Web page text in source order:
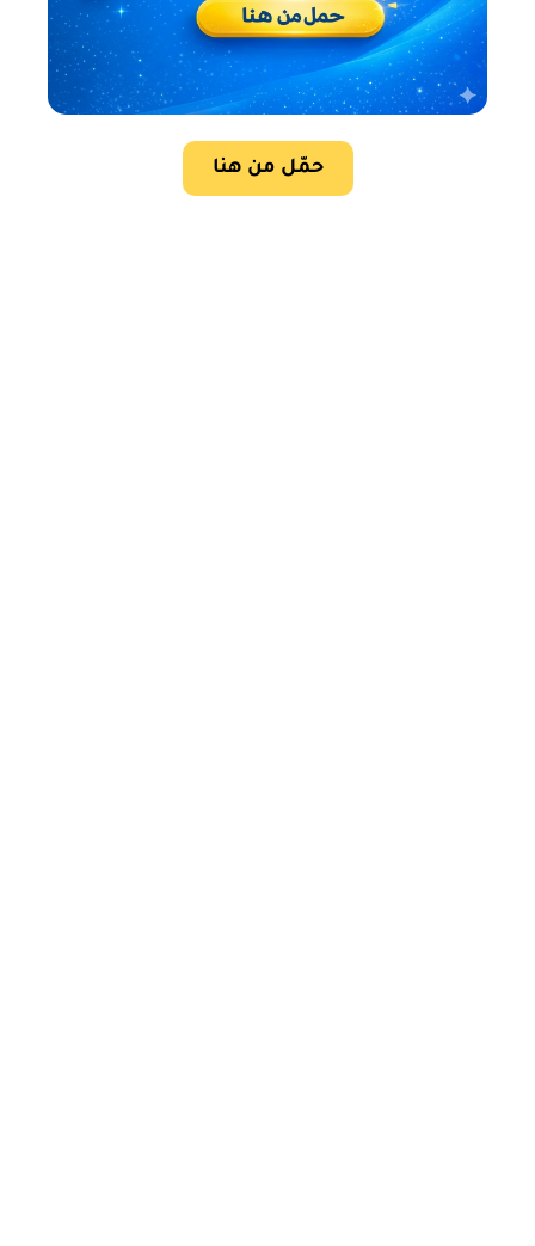
حمّل من هنا